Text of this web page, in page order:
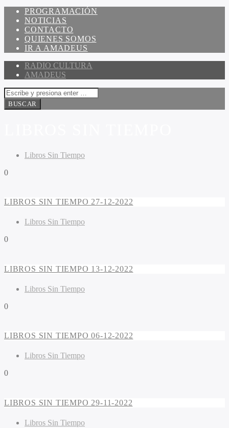
PROGRAMACIÓN
NOTICIAS
CONTACTO
QUIENES SOMOS
IR A AMADEUS
RADIO CULTURA
AMADEUS
Libros Sin Tiempo
0
LIBROS SIN TIEMPO 27-12-2022
Libros Sin Tiempo
0
LIBROS SIN TIEMPO 13-12-2022
Libros Sin Tiempo
0
LIBROS SIN TIEMPO 06-12-2022
Libros Sin Tiempo
0
LIBROS SIN TIEMPO 29-11-2022
Libros Sin Tiempo